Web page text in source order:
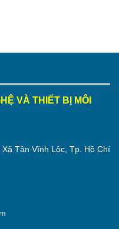
VÀ THIẾT BỊ MÔI
Tân Vĩnh Lộc, Tp. Hồ Chí